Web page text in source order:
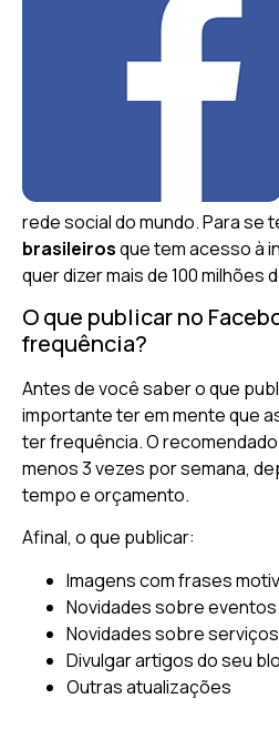
rede social do mundo. Para se
brasileirosque tem acesso à
quer dizer mais de 100 milhões
O que publicar no
frequência?
Antes de você saber o que
importante ter em mente que
ter frequência. O
menos 3 vezes por semana,
tempo e orçamento.
Afinal, o que publicar:
Imagens com frases
Novidades sobre eventos
Novidades sobre serviços
Divulgar artigos do seu
Outras atualizações